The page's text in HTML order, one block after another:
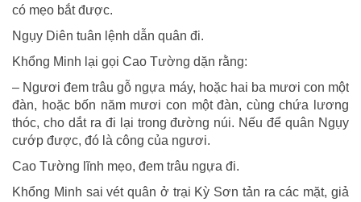
có mẹo bắt được.
Ngụy Diên tuân lệnh dẫn quân đi.
Khổng Minh lại gọi Cao Tường dặn rằng:
– Ngươi đem trâu gỗ ngựa máy, hoặc hai ba mươi con một
đàn, hoặc bốn năm mươi con một đàn, cùng chứa lương
thóc, cho dắt ra đi lại trong đường núi. Nếu để quân Ngụy
cướp được, đó là công của ngươi.
Cao Tường lĩnh mẹo, đem trâu ngựa đi.
Khổng Minh sai vét quân ở trại Kỳ Sơn tản ra các mặt, giả